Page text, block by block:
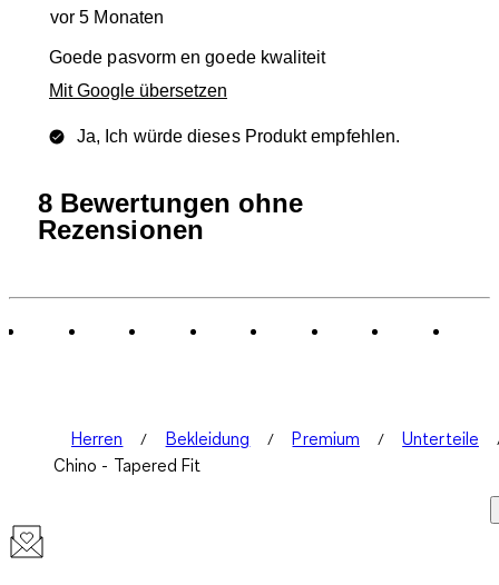
vor 5 Monaten
Goede pasvorm en goede kwaliteit
Mit Google übersetzen
Ja, Ich würde dieses Produkt empfehlen.
8 Bewertungen ohne
Rezensionen
Herren Bekleidung Premium
Unterteile
Chino - Tapered Fit